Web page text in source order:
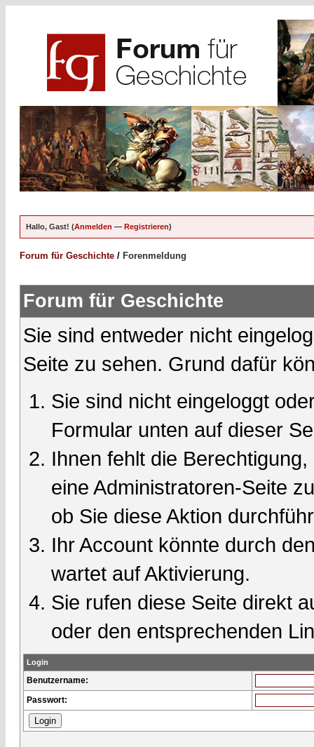
Hallo, Gast! (Anmelden — Registrieren)
Forum für Geschichte / Forenmeldung
Forum für Geschichte
Sie sind entweder nicht
Seite zu sehen. Grund dafür
Sie sind nicht eingeloggt
Formular unten auf dieser
Ihnen fehlt die
eine Administratoren-Seite
ob Sie diese Aktion
Ihr Account könnte durch
wartet auf Aktivierung.
Sie rufen diese Seite direkt
oder den entsprechenden
Login
Benutzername:
Passwort: